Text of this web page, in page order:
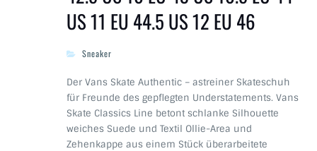
US 11 EU 44.5 US 12 EU 46
Sneaker
Der Vans Skate Authentic – astreiner Skateschuh
für Freunde des gepflegten Understatements. Vans
Skate Classics Line betont schlanke Silhouette
weiches Suede und Textil Ollie-Area und
Zehenkappe aus einem Stück überarbeitete